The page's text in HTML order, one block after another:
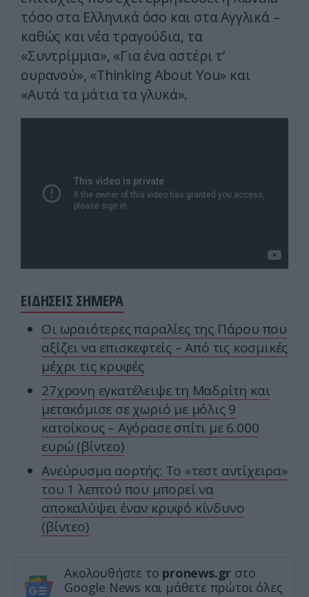
τόσο στα Ελληνικά όσο και στα Αγγλικά –
καθώς και νέα τραγούδια, τα
«Συντρίμμια», «Για ένα αστέρι τ’
ουρανού», «Thinking About You» και
«Αυτά τα μάτια τα γλυκά».
ΕΙΔΗΣΕΙΣ ΣΗΜΕΡΑ
Οι ωραιότερες παραλίες της Πάρου που
αξίζει να επισκεφτείς – Από τις κοσμικές
μέχρι τις κρυφές
27χρονη εγκατέλειψε τη Μαδρίτη και
μετακόμισε σε χωριό με μόλις 9
κατοίκους – Αγόρασε σπίτι με 6.000
ευρώ (βίντεο)
Ανεύρυσμα αορτής: Το «τεστ αντίχειρα»
του 1 λεπτού που μπορεί να
αποκαλύψει έναν κρυφό κίνδυνο
(βίντεο)
Ακολουθήστε το pronews.gr στο
Google News και μάθετε πρώτοι όλες